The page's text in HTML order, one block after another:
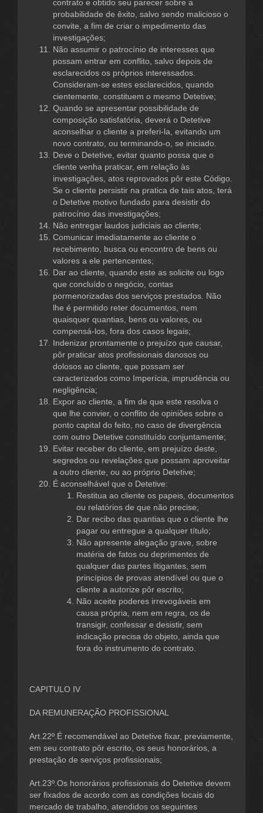
contrato e obtido seu parecer sobre a
probabilidade de êxito, salvo sendo malicioso o
convite, a fim de criar o impedimento das
investigações;
Não assumir o patrocínio de interesses que
possam entrar em conflito, salvo depois de
esclarecidos os próprios interessados.
Consideram-se estes esclarecidos, quando
cientemente, constituem o mesmo Detetive;
Quando se apresentar possibilidade de
composição satisfatória, deverá o Detetive
aconselhar o cliente a preferi-la, evitando um
novo contrato, ou terminando-o, se iniciado.
Deve o Detetive, evitar quanto possa que o
cliente venha praticar, em relação às
investigações, atos reprovados pôr este Código.
Se o cliente persistir na pratica de tais atos, terá
o Detetive motivo fundado para desistir do
patrocínio das investigações;
Não entregar laudos judiciais ao cliente;
Comunicar imediatamente ao cliente o
recebimento, busca ou encontro de bens ou
valores a ele pertencentes;
Dar ao cliente, quando este as solicite ou logo
que concluído o negócio, contas
pormenorizadas dos serviços prestados. Não
lhe é permitido reter documentos, nem
quaisquer quantias, bens ou valores, ou
compensá-los, fora dos casos legais;
Indenizar prontamente o prejuízo que causar,
pôr praticar atos profissionais danosos ou
dolosos ao cliente, que possam ser
caracterizados como Imperícia, imprudência ou
negligência;
Expor ao cliente, a fim de que este resolva o
que lhe convier, o conflito de opiniões sobre o
ponto capital do feito, no caso de divergência
com outro Detetive constituído conjuntamente;
Evitar receber do cliente, em prejuízo deste,
segredos ou revelações que possam aproveitar
a outro cliente, ou ao próprio Detetive;
É aconselhável que o Detetive:
Restitua ao cliente os papeis, documentos
ou relatórios de que não precise;
Dar recibo das quantias que o cliente lhe
pagar ou entregue a qualquer título;
Não apresente alegação grave, sobre
matéria de fatos ou deprimentes de
qualquer das partes litigantes, sem
princípios de provas atendível ou que o
cliente a autorize pôr escrito;
Não aceite poderes irrevogáveis em
causa própria, nem em regra, os de
transigir, confessar e desistir, sem
indicação precisa do objeto, ainda que
fora do instrumento do contrato.
CAPITULO IV
DA REMUNERAÇÃO PROFISSIONAL
Art.22º.É recomendável ao Detetive fixar, previamente,
em seu contrato pôr escrito, os seus honorários, a
prestação de serviços profissionais;
Art.23º.Os honorários profissionais do Detetive devem
ser fixados de acordo com as condições locais do
mercado de trabalho, atendidos os seguintes